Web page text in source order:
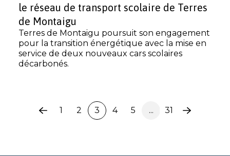
le réseau de transport scolaire de Terres
de Montaigu
Terres de Montaigu poursuit son engagement
pour la transition énergétique avec la mise en
service de deux nouveaux cars scolaires
décarbonés.
Page1 2 3 4 5 ... 31
Page